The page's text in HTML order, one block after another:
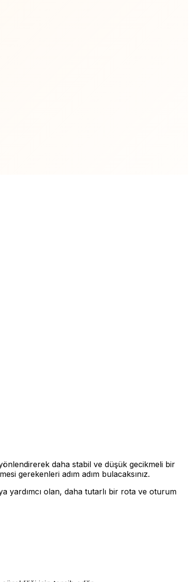
daha stabil ve düşük gecikmeli bir
gerekenleri adım adım bulacaksınız.
yardımcı olan, daha tutarlı bir rota ve oturum